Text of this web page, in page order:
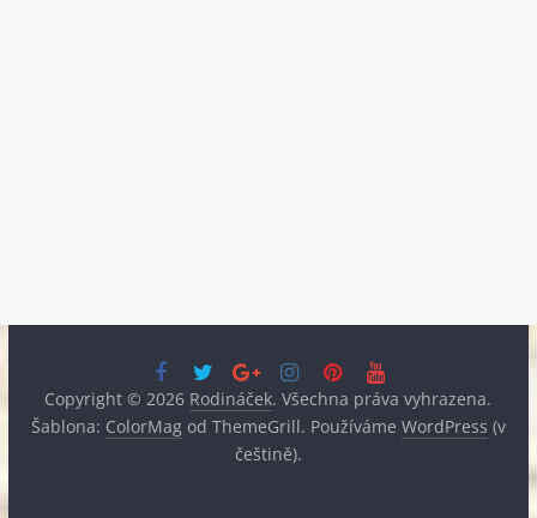
Copyright © 2026 Rodináček. Všechna práva vyhrazena.
Šablona: ColorMagod ThemeGrill. Používáme WordPress (v
češtině).